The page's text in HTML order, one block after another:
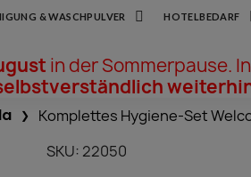
& WASCHPULVER HOTELBEDARF
in der Sommerpause.
Komplettes Hygiene-Set
SKU 22050